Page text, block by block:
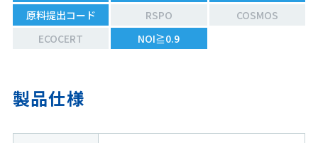
原料提出コード
RSPO
COSMOS
ECOCERT
NOI≧0.9
製品仕様